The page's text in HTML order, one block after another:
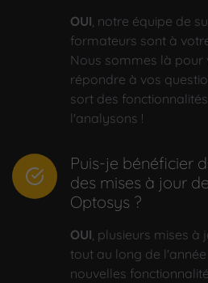
OUI, notre équipe de
formateurs sont à
Nous sommes là pour
répondre à vos
sort des
l'analysons !
Puis-je bénéficier
des mises à jour
Optosys ?
OUI, plusieurs mises à
tout au long de
nouvelles